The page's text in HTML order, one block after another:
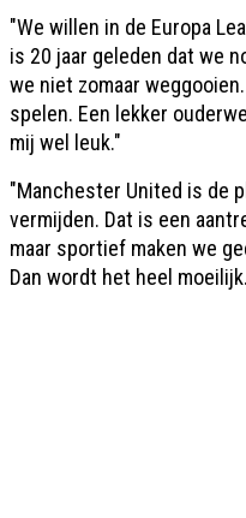
"We willen in de Europa
is 20 jaar geleden dat we
we niet zomaar
spelen. Een lekker
mij wel leuk."
"Manchester United is de
vermijden. Dat is een
maar sportief maken we
Dan wordt het heel